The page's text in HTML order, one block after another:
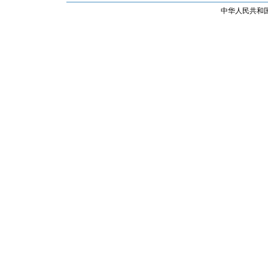
中华人民共和